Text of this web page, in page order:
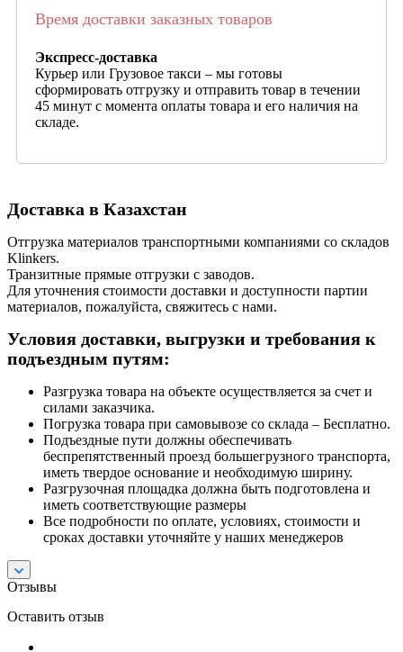
Время доставки заказных товаров
Экспресс-доставка
Курьер или Грузовое такси – мы готовы
сформировать отгрузку и отправить товар в течении
45 минут с момента оплаты товара и его наличия на
складе.
Доставка в Казахстан
Отгрузка материалов транспортными компаниями со складов
Klinkers.
Транзитные прямые отгрузки с заводов.
Для уточнения стоимости доставки и доступности партии
материалов, пожалуйста, свяжитесь с нами.
Условия доставки, выгрузки и требования к
подъездным путям:
Разгрузка товара на объекте осуществляется за счет и
силами заказчика.
Погрузка товара при самовывозе со склада – Бесплатно.
Подъездные пути должны обеспечивать
беспрепятственный проезд большегрузного транспорта,
иметь твердое основание и необходимую ширину.
Разгрузочная площадка должна быть подготовлена и
иметь соответствующие размеры
Все подробности по оплате, условиях, стоимости и
сроках доставки уточняйте у наших менеджеров
Отзывы
Оставить отзыв